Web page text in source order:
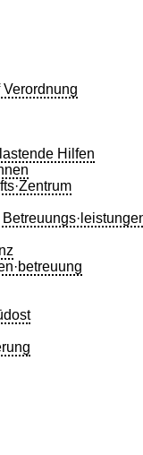
Verordnung
Hilfen